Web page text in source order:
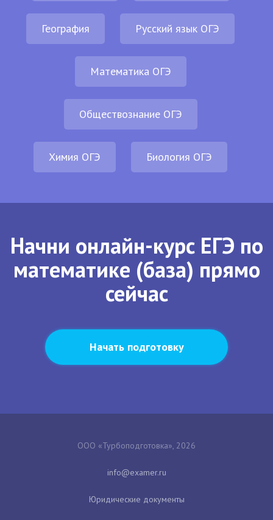
География Русский язык ОГЭ
Математика ОГЭ
Обществознание ОГЭ
Химия ОГЭ Биология ОГЭ
Начни онлайн-курс ЕГЭ по
математике (база) прямо
сейчас
Начать подготовку
ООО «Турбоподготовка», 2026
Юридические документы